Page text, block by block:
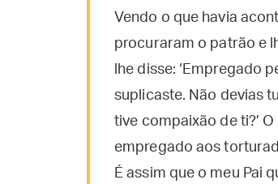
Vendo o que havia
procuraram o patrão e
lhe disse: ‘Empregado
suplicaste. Não devias
tive compaixão de ti?’
empregado aos
É assim que o meu Pai